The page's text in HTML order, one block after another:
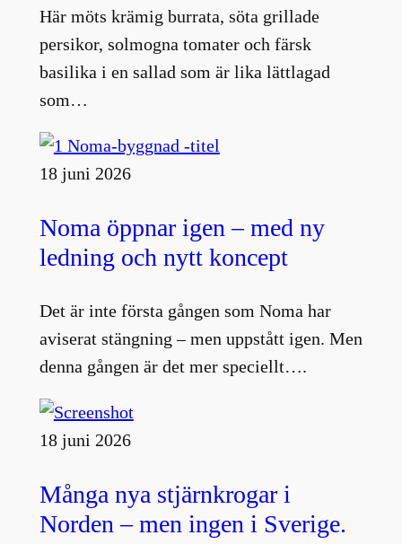
Här möts krämig burrata, söta grillade
persikor, solmogna tomater och färsk
basilika i en sallad som är lika lättlagad
som…
18 juni 2026
Noma öppnar igen – med ny
ledning och nytt koncept
Det är inte första gången som Noma har
aviserat stängning – men uppstått igen. Men
denna gången är det mer speciellt….
18 juni 2026
Många nya stjärnkrogar i
Norden – men ingen i Sverige.